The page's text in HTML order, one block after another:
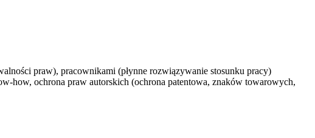
praw), pracownikami (płynne rozwiązywanie stosunku pracy)
how, ochrona praw autorskich (ochrona patentowa, znaków towarowych,